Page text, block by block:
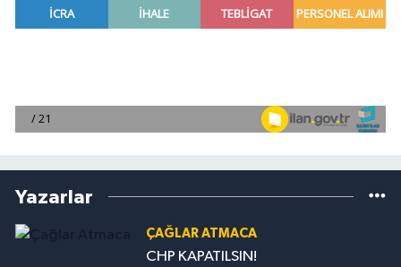
Yazarlar
ÇAĞLAR ATMACA
CHP KAPATILSIN!